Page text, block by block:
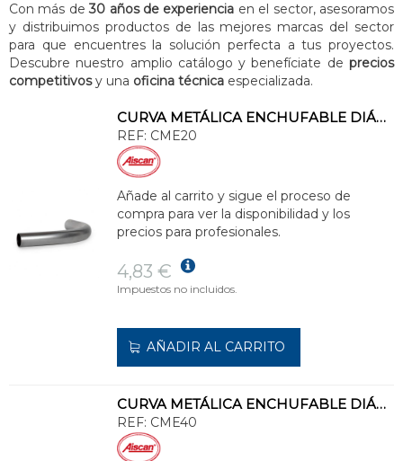
Con más de30 años de experiencia en el sector, asesoramos
y distribuimos productos de las mejores marcas del sector
para que encuentres la solución perfecta a tus proyectos.
Descubre nuestro amplio catálogo y benefíciate de precios
competitivosy una oficina técnica especializada.
CURVA METÁLICA ENCHUFABLE DIÁMETRO 20mm
REF: CME20
Añade al carrito y sigue el proceso de
compra para ver la disponibilidad y los
precios para profesionales.
4,83 €
Impuestos no incluidos.
AÑADIR AL CARRITO
CURVA METÁLICA ENCHUFABLE DIÁMETRO 40mm
REF: CME40